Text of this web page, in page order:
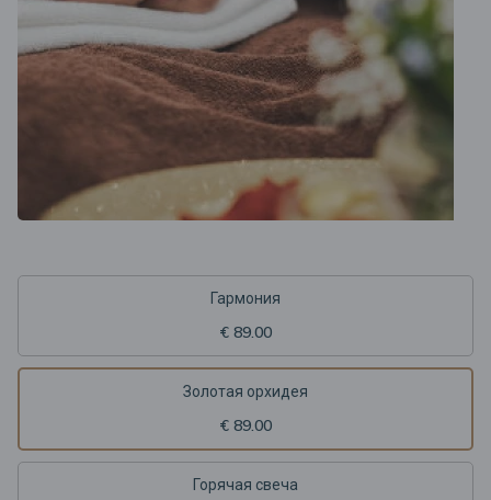
Гармония
€ 89.00
Золотая орхидея
€ 89.00
Горячая свеча